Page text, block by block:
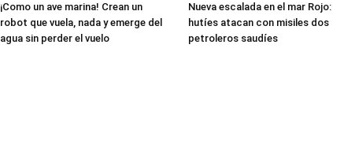
¡Como un ave marina! Crean un
robot que vuela, nada y emerge del
agua sin perder el vuelo
Nueva escalada en el mar Rojo:
hutíes atacan con misiles dos
petroleros saudíes